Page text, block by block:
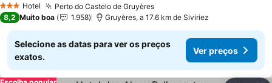
3 EstrelasHotel Perto do Castelo de Gruyères
8,2 Muito boa 1.958 Gruyères, a 17.6 km de Siviriez
Selecione as datas para ver os preços
exatos.
Ver preços